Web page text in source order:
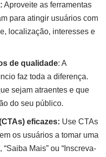
Aproveite as ferramentas
para atingir usuários com
localização, interesses e
de qualidade: A
faz toda a diferença.
sejam atraentes e que
do seu público.
eficazes: Use CTAs
os usuários a tomar uma
Mais” ou “Inscreva-